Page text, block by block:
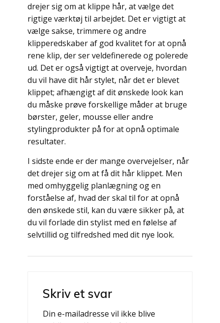
drejer sig om at klippe hår, at vælge det
rigtige værktøj til arbejdet. Det er vigtigt at
vælge sakse, trimmere og andre
klipperedskaber af god kvalitet for at opnå
rene klip, der ser veldefinerede og polerede
ud. Det er også vigtigt at overveje, hvordan
du vil have dit hår stylet, når det er blevet
klippet; afhængigt af dit ønskede look kan
du måske prøve forskellige måder at bruge
børster, geler, mousse eller andre
stylingprodukter på for at opnå optimale
resultater.
I sidste ende er der mange overvejelser, når
det drejer sig om at få dit hår klippet. Men
med omhyggelig planlægning og en
forståelse af, hvad der skal til for at opnå
den ønskede stil, kan du være sikker på, at
du vil forlade din stylist med en følelse af
selvtillid og tilfredshed med dit nye look.
Skriv et svar
Din e-mailadresse vil ikke blive